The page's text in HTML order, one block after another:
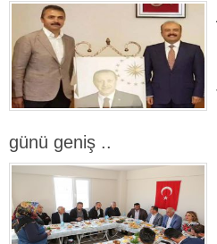
günü geniş ..